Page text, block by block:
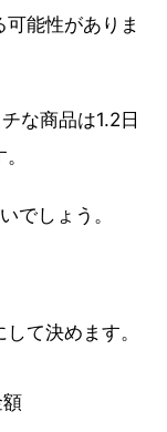
能性がありま
な商品は1.2日
でしょう。
て決めます。